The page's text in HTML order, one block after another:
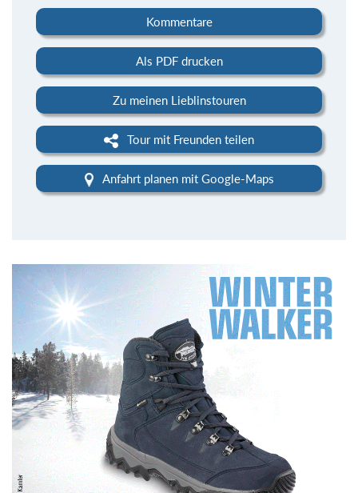
Kommentare
Als PDF drucken
Zu meinen Lieblinstouren
Tour mit Freunden teilen
Anfahrt planen mit Google-Maps